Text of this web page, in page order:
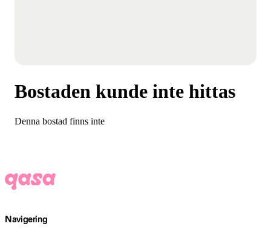
Bostaden kunde inte hittas
Denna bostad finns inte
Navigering